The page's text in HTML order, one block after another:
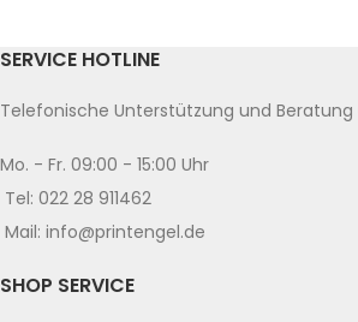
SERVICE HOTLINE
Telefonische Unterstützung und Beratung
Mo. - Fr. 09:00 - 15:00 Uhr
Tel: 022 28 911462
Mail: info@printengel.de
SHOP SERVICE